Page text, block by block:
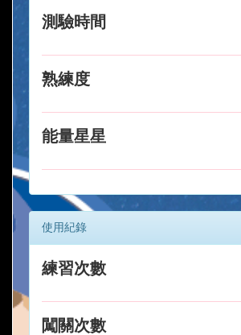
測驗時間
熟練度
能量星星
使用紀錄
練習次數
闖關次數